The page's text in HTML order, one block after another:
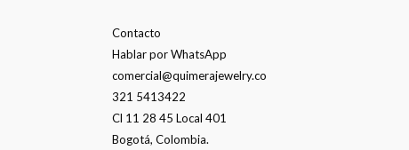
Contacto
Hablar por WhatsApp
comercial@quimerajewelry.co
321 5413422
Cl 11 28 45 Local 401
Bogotá, Colombia.